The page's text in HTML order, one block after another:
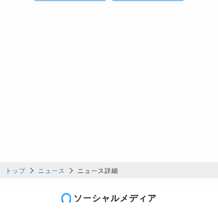
トップ ニュース ニュース詳細
ソーシャルメディア